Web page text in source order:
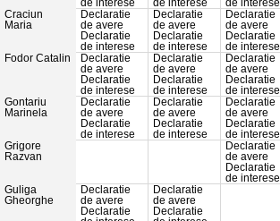
de interese de interese de interese
Craciun
Maria
Declaratie
de avere
Declaratie
de interese
Declaratie
de avere
Declaratie
de interese
Declaratie
de avere
Declaratie
de interese
Fodor Catalin
Declaratie
de avere
Declaratie
de interese
Declaratie
de avere
Declaratie
de interese
Declaratie
de avere
Declaratie
de interese
Gontariu
Marinela
Declaratie
de avere
Declaratie
de interese
Declaratie
de avere
Declaratie
de interese
Declaratie
de avere
Declaratie
de interese
Grigore
Razvan
Declaratie
de avere
Declaratie
de interese
Guliga
Gheorghe
Declaratie
de avere
Declaratie
Declaratie
de avere
Declaratie